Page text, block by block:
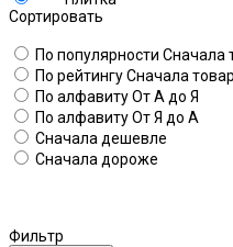
Сортировать
По популярности Сначала
По рейтингуСначала
По алфавитуОт А до Я
По алфавитуОт Я до А
Сначала дешевле
Сначала дороже
Фильтр